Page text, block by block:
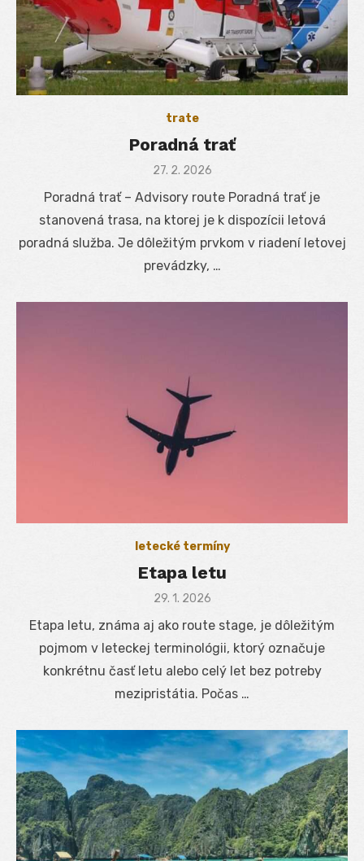
trate
Poradná trať
Posted
27. 2. 2026
Poradná trať – Advisory route Poradná trať je
stanovená trasa, na ktorej je k dispozícii letová
poradná služba. Je dôležitým prvkom v riadení letovej
prevádzky, …
letecké termíny
Etapa letu
Posted
29. 1. 2026
Etapa letu, známa aj ako route stage, je dôležitým
pojmom v leteckej terminológii, ktorý označuje
konkrétnu časť letu alebo celý let bez potreby
mezipristátia. Počas …